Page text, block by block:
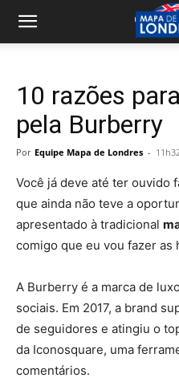
10 razões
pela Burberry
Por Equipe Mapa de Londres -
Você já deve até ter ouvido
que ainda não teve a
apresentado à tradicional
comigo que eu vou fazer as
A Burberry é a marca de
sociais. Em 2017, a brand
de seguidores e atingiu o
da Iconosquare, uma
comentários.